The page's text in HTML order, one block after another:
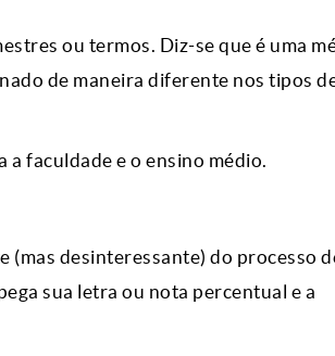
ou termos. Diz-se que é uma
de maneira diferente nos tipos
a faculdade e o ensino médio.
(mas desinteressante) do processo
sua letra ou nota percentual e a